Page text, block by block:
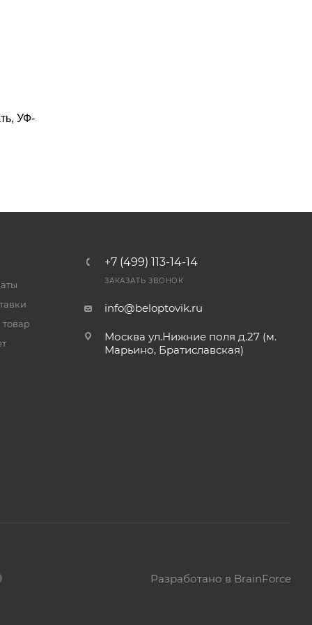
УФ-
товар
+7 (499) 113-14-14
ЗАКАЗАТЬ ЗВОНОК
info@beloptovik.ru
Москва ул.Нижние поля д.27 (м.
Марьино, Братиславская)
Разработано в BrainForce